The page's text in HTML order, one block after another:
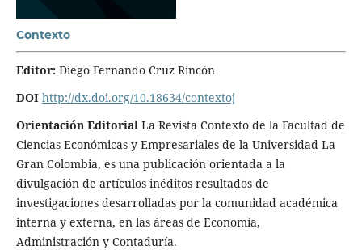
Contexto
Editor: Diego Fernando Cruz Rincón
DOI http://dx.doi.org/10.18634/contextoj
Orientación Editorial La Revista Contexto de la Facultad de
Ciencias Económicas y Empresariales de la Universidad La
Gran Colombia, es una publicación orientada a la
divulgación de artículos inéditos resultados de
investigaciones desarrolladas por la comunidad académica
interna y externa, en las áreas de Economía,
Administración y Contaduría.